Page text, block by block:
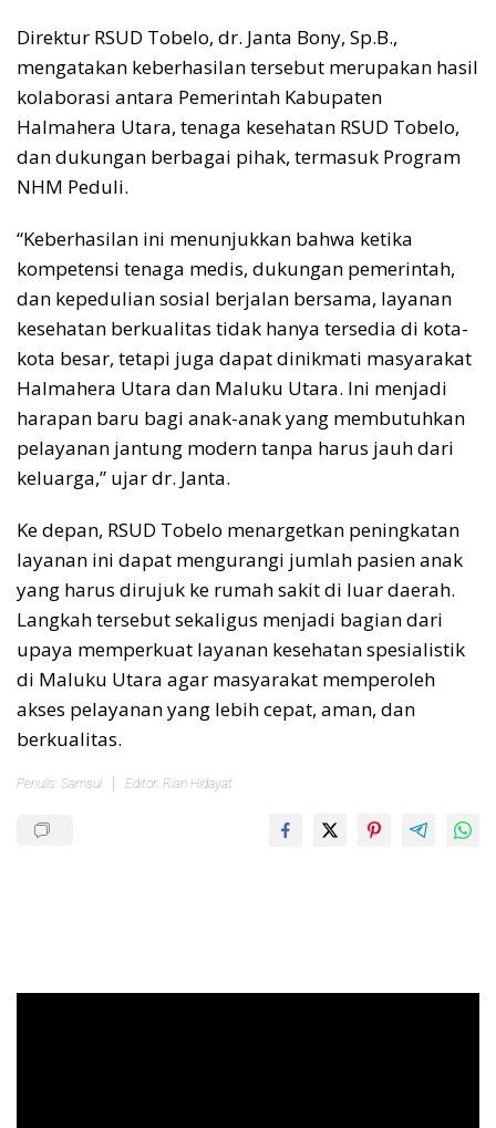
Direktur RSUD Tobelo, dr. Janta Bony, Sp.B.,
mengatakan keberhasilan tersebut merupakan hasil
kolaborasi antara Pemerintah Kabupaten
Halmahera Utara, tenaga kesehatan RSUD Tobelo,
dan dukungan berbagai pihak, termasuk Program
NHM Peduli.
“Keberhasilan ini menunjukkan bahwa ketika
kompetensi tenaga medis, dukungan pemerintah,
dan kepedulian sosial berjalan bersama, layanan
kesehatan berkualitas tidak hanya tersedia di kota-
kota besar, tetapi juga dapat dinikmati masyarakat
Halmahera Utara dan Maluku Utara. Ini menjadi
harapan baru bagi anak-anak yang membutuhkan
pelayanan jantung modern tanpa harus jauh dari
keluarga,” ujar dr. Janta.
Ke depan, RSUD Tobelo menargetkan peningkatan
layanan ini dapat mengurangi jumlah pasien anak
yang harus dirujuk ke rumah sakit di luar daerah.
Langkah tersebut sekaligus menjadi bagian dari
upaya memperkuat layanan kesehatan spesialistik
di Maluku Utara agar masyarakat memperoleh
akses pelayanan yang lebih cepat, aman, dan
berkualitas.
Penulis: Samsul Editor: Rian Hidayat